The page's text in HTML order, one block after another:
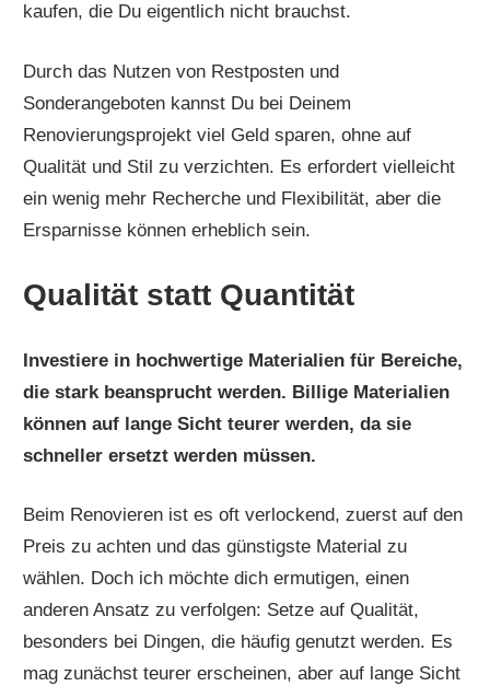
kaufen, die Du eigentlich nicht brauchst.
Durch das Nutzen von Restposten und
Sonderangeboten kannst Du bei Deinem
Renovierungsprojekt viel Geld sparen, ohne auf
Qualität und Stil zu verzichten. Es erfordert vielleicht
ein wenig mehr Recherche und Flexibilität, aber die
Ersparnisse können erheblich sein.
Qualität statt Quantität
Investiere in hochwertige Materialien für Bereiche,
die stark beansprucht werden. Billige Materialien
können auf lange Sicht teurer werden, da sie
schneller ersetzt werden müssen.
Beim Renovieren ist es oft verlockend, zuerst auf den
Preis zu achten und das günstigste Material zu
wählen. Doch ich möchte dich ermutigen, einen
anderen Ansatz zu verfolgen: Setze auf Qualität,
besonders bei Dingen, die häufig genutzt werden. Es
mag zunächst teurer erscheinen, aber auf lange Sicht